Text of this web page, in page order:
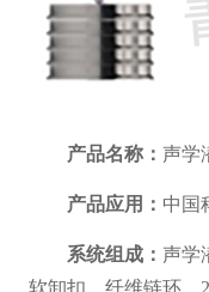
产品名称： 声学
产品应用： 中国
系统组成： 声学
软卸扣、纤维链环、